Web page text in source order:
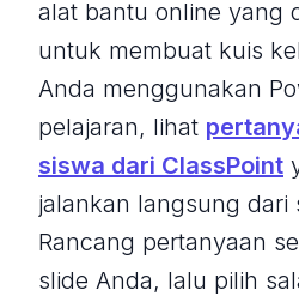
alat bantu online yang
untuk membuat kuis
Anda menggunakan
pelajaran, lihat
siswa dari ClassPoint
jalankan langsung dari
Rancang pertanyaan
slide Anda, lalu pilih